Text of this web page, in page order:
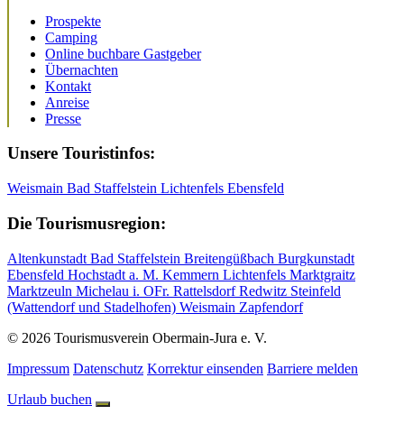
Prospekte
Camping
Online buchbare Gastgeber
Übernachten
Kontakt
Anreise
Presse
Unsere Touristinfos:
Weismain Bad Staffelstein Lichtenfels Ebensfeld
Die Tourismusregion:
Altenkunstadt Bad Staffelstein Breitengüßbach Burgkunstadt
Ebensfeld Hochstadt a. M. Kemmern Lichtenfels Marktgraitz
Marktzeuln Michelau i. OFr. RattelsdorfRedwitz Steinfeld
(Wattendorf und Stadelhofen) Weismain Zapfendorf
© 2026 Tourismusverein Obermain-Jura e. V.
Impressum Datenschutz Korrektur einsenden Barriere melden
Urlaub buchen